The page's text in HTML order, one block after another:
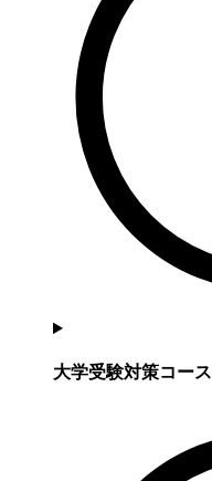
大学受験対策コース